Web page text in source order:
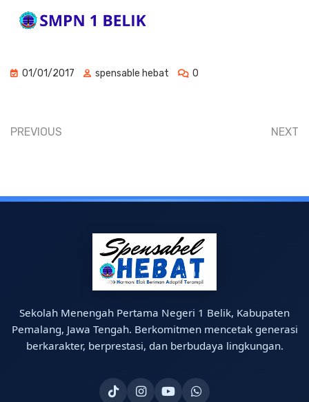
01/01/2017 spensable hebat 0
PREVIOUS NEXT
Sekolah Menengah Pertama Negeri 1 Belik, Kabupaten
Pemalang, Jawa Tengah. Berkomitmen mencetak generasi
berkarakter, berprestasi, dan berbudaya lingkungan.